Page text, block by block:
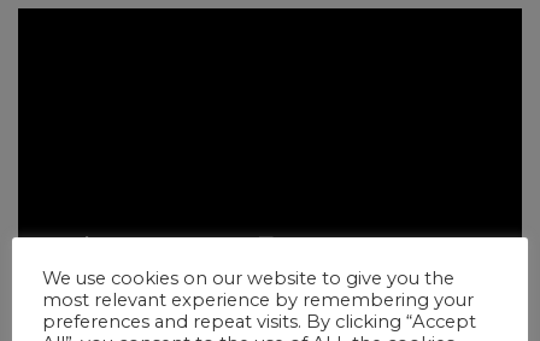
We use cookies on our website to give you the
most relevant experience by remembering your
preferences and repeat visits. By clicking “Accept